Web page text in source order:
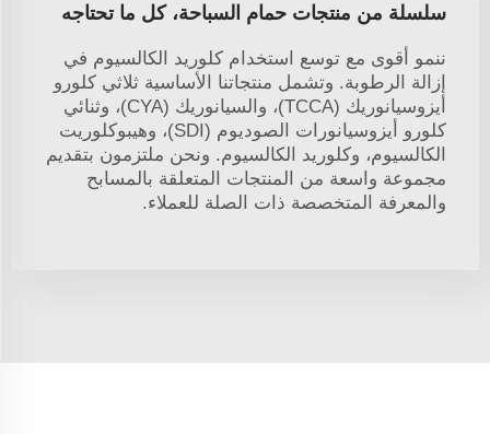
سلسلة من منتجات حمام السباحة، كل ما تحتاجه
ننمو أقوى مع توسع استخدام كلوريد الكالسيوم في
إزالة الرطوبة. وتشمل منتجاتنا الأساسية ثلاثي كلورو
أيزوسيانوريك (TCCA)، والسيانوريك (CYA)، وثنائي
كلورو أيزوسيانورات الصوديوم (SDI)، وهيبوكلوريت
الكالسيوم، وكلوريد الكالسيوم. ونحن ملتزمون بتقديم
مجموعة واسعة من المنتجات المتعلقة بالمسابح
والمعرفة المتخصصة ذات الصلة للعملاء.